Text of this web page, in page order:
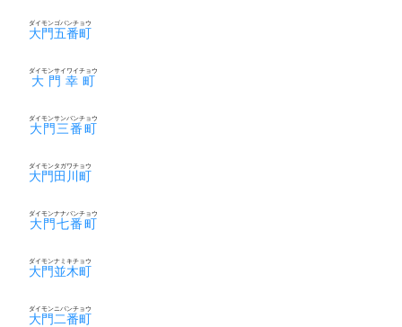
大門五番町
ダイモンゴバンチョウ
大門幸町
ダイモンサイワイチョウ
大門三番町
ダイモンサンバンチョウ
大門田川町
ダイモンタガワチョウ
大門七番町
ダイモンナナバンチョウ
大門並木町
ダイモンナミキチョウ
大門二番町
ダイモンニバンチョウ